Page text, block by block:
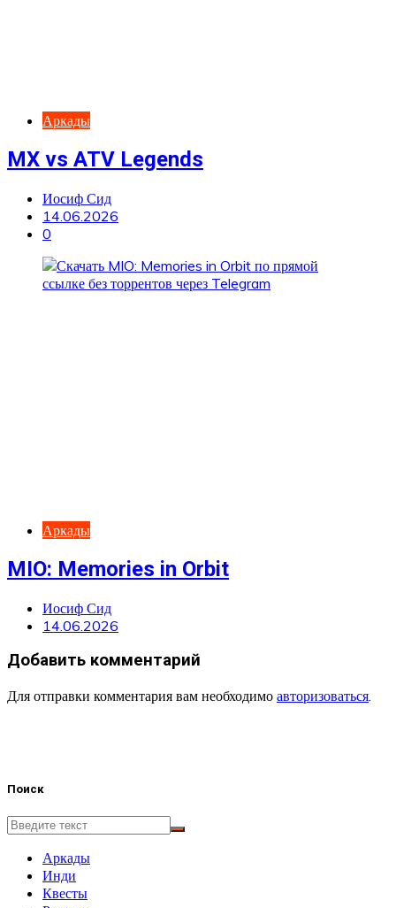
Аркады
MX vs ATV Legends
Иосиф Сид
14.06.2026
0
Аркады
MIO: Memories in Orbit
Иосиф Сид
14.06.2026
Добавить комментарий
Для отправки комментария вам необходимо авторизоваться.
Поиск
Аркады
Инди
Квесты